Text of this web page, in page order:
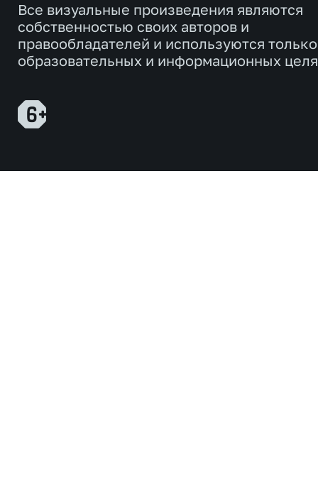
Все визуальные произведения являются
собственностью своих авторов и
правообладателей и используются
образовательных и информационных